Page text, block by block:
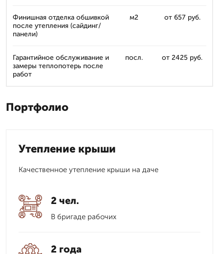
Финишная отделка обшивкой
после утепления (сайдинг/
панели)
м2 от 657 руб.
Гарантийное обслуживание и
замеры теплопотерь после
работ
посл. от 2425 руб.
Портфолио
Утепление крыши
Качественное утепление крыши на даче
2 чел.
В бригаде рабочих
2 года